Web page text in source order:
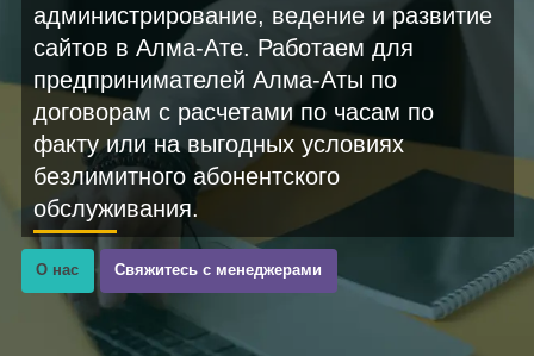
администрирование, ведение и развитие
сайтов в Алма-Ате. Работаем для
предпринимателей Алма-Аты по
договорам с расчетами по часам по
факту или на выгодных условиях
безлимитного абонентского
обслуживания.
О нас Свяжитесь с менеджерами